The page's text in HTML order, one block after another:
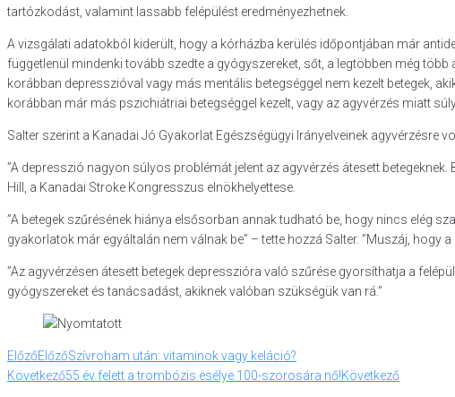
tartózkodást, valamint lassabb felépülést eredményezhetnek.
A vizsgálati adatokból kiderült, hogy a kórházba kerülés időpontjában már
függetlenül mindenki tovább szedte a gyógyszereket, sőt, a legtöbben még
korábban depresszióval vagy más mentális betegséggel nem kezelt betegek,
korábban már más pszichiátriai betegséggel kezelt, vagy az agyvérzés miatt
Salter szerint a Kanadai Jó Gyakorlat Egészségügyi Irányelveinek agyvérzésre
”A depresszió nagyon súlyos problémát jelent az agyvérzés átesett
Hill, a Kanadai Stroke Kongresszus elnökhelyettese.
”A betegek szűrésének hiánya elsősorban annak tudható be, hogy nincs elég
gyakorlatok már egyáltalán nem válnak be” – tette hozzá Salter. ”Muszáj,
”Az agyvérzésen átesett betegek depresszióra való szűrése gyorsíthatja a
gyógyszereket és tanácsadást, akiknek valóban szükségük van rá.”
ElőzőElőzőSzívroham után: vitaminok vagy keláció?
Következő55 év felett a trombózis esélye 100-szorosára nő!Következő